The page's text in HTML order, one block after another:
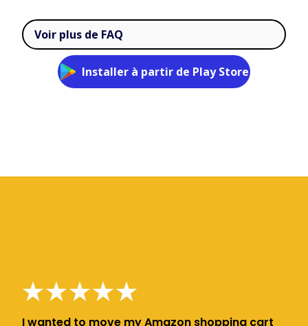
Voir plus de FAQ
Installer à partir de Play Store
I wanted to move my Amazon shopping cart